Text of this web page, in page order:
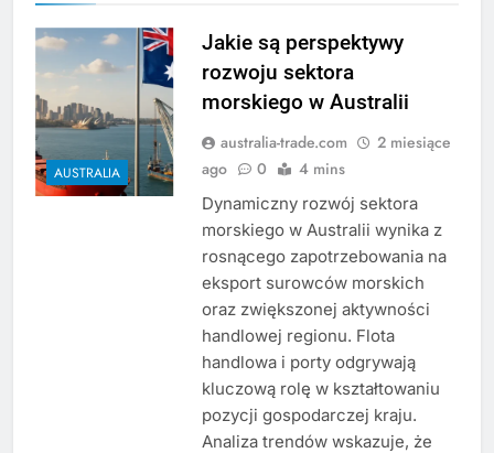
AUSTRALIA
Jakie są perspektywy
rozwoju sektora
morskiego w Australii
australia-trade.com
2 miesiące
ago
0 4 mins
Dynamiczny rozwój sektora
morskiego w Australii wynika z
rosnącego zapotrzebowania na
eksport surowców morskich
oraz zwiększonej aktywności
handlowej regionu. Flota
handlowa i porty odgrywają
kluczową rolę w kształtowaniu
pozycji gospodarczej kraju.
Analiza trendów wskazuje, że